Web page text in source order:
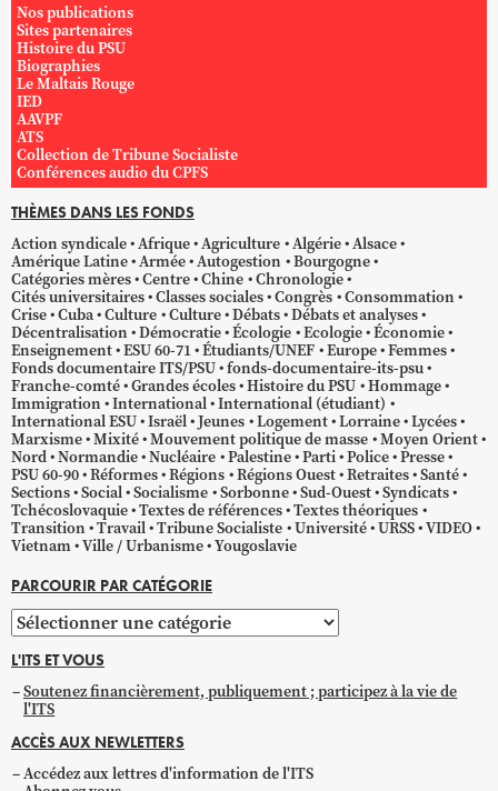
Nos publications
Sites partenaires
Histoire du PSU
Biographies
Le Maltais Rouge
IED
AAVPF
ATS
Collection de Tribune Socialiste
Conférences audio du CPFS
THÈMES DANS LES FONDS
Action syndicale Afrique Agriculture Algérie Alsace
Amérique Latine Armée Autogestion
Bourgogne
Catégories mères Centre Chine Chronologie
Cités universitaires Classes sociales Congrès Consommation
Crise Cuba Culture Culture Débats Débats et analyses
Décentralisation Démocratie Écologie Ecologie Économie
Enseignement ESU 60-71 Étudiants/UNEF Europe Femmes
Fonds documentaire ITS/PSU fonds-documentaire-its-psu
Franche-comté Grandes écoles Histoire du PSU Hommage
Immigration International International (étudiant)
International ESU Israël Jeunes Logement Lorraine Lycées
Marxisme Mixité Mouvement politique de masse Moyen Orient
Nord Normandie Nucléaire Palestine Parti Police Presse
PSU 60-90 Réformes Régions Régions Ouest Retraites Santé
Sections Social Socialisme Sorbonne Sud-Ouest Syndicats
Tchécoslovaquie Textes de références Textes théoriques
Transition Travail Tribune Socialiste Université URSS VIDEO
Vietnam Ville / Urbanisme Yougoslavie
PARCOURIR PAR CATÉGORIE
Parcourir
par
catégorie
L'ITS ET VOUS
Soutenez financièrement, publiquement ; participez à la vie de
l'ITS
ACCÈS AUX NEWLETTERS
Accédez aux lettres d'information de l'ITS